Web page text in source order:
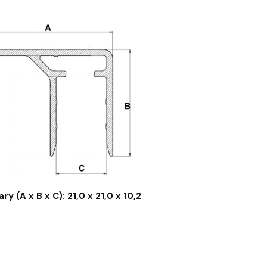
(A x B x C): 21,0 x 21,0 x 10,2